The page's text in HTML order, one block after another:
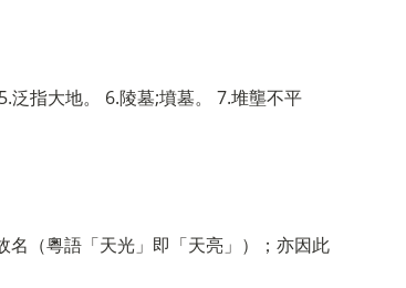
泛指大地。 6.陵墓;墳墓。 7.堆壟不平
名（粵語「天光」即「天亮」）；亦因此